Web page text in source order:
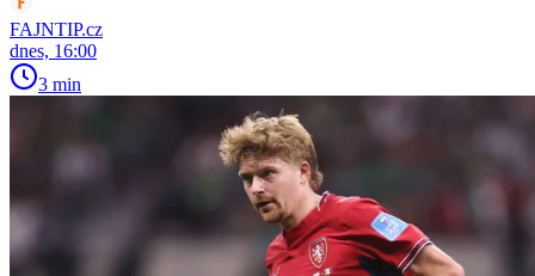
FAJNTIP.cz
dnes, 16:00
3 min